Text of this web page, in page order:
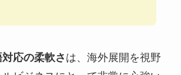
応の柔軟さ は、海外展開を視野